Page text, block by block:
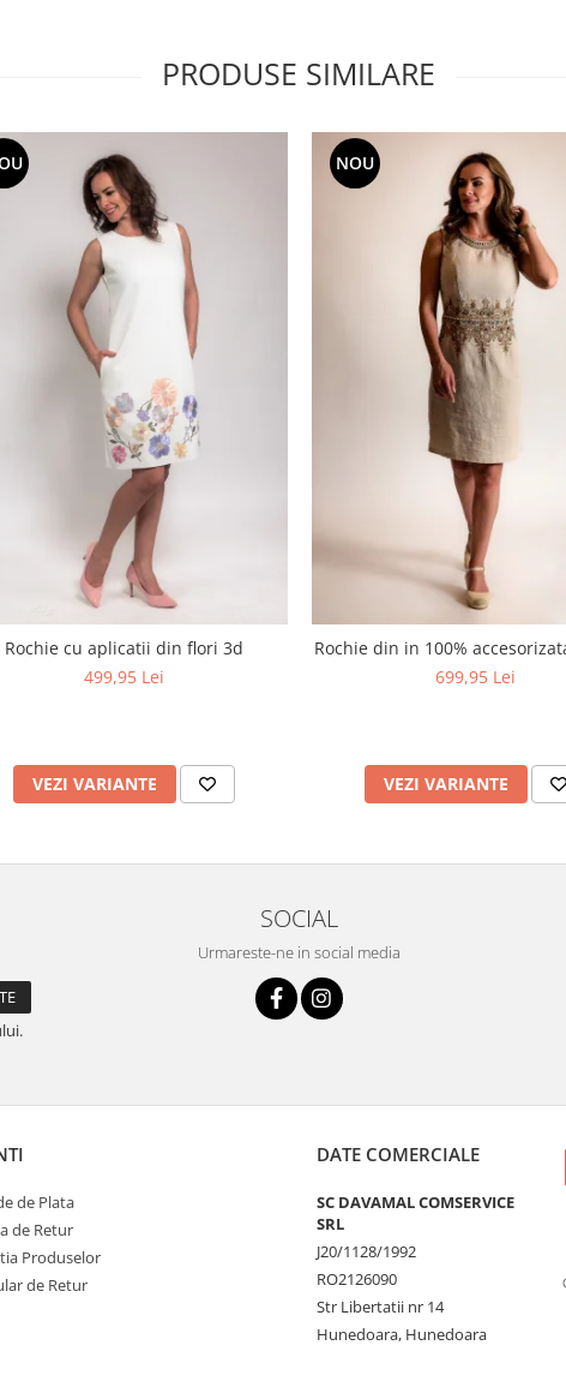
PRODUSE SIMILARE
Rochie cu aplicatii din flori 3d
499,95 Lei
VEZI VARIANTE
NOU
Rochie din in 100%
699,95 Lei
VEZI VARIANTE
SOCIAL
Urmareste-ne in social media
de Plata
de Retur
Produselor
de Retur
DATE COMERCIALE
SC DAVAMAL COMSERVICE
SRL
J20/1128/1992
RO2126090
Str Libertatii nr 14
Hunedoara, Hunedoara